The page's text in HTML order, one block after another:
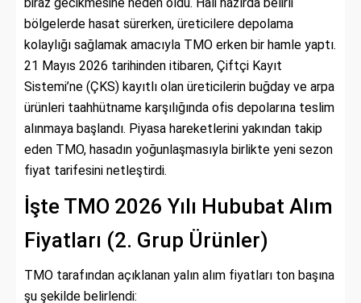
bölgelerde hasat sürerken, üreticilere depolama
kolaylığı sağlamak amacıyla TMO erken bir hamle yaptı.
21 Mayıs 2026 tarihinden itibaren, Çiftçi Kayıt
Sistemi’ne (ÇKS) kayıtlı olan üreticilerin buğday ve arpa
ürünleri taahhütname karşılığında ofis depolarına teslim
alınmaya başlandı. Piyasa hareketlerini yakından takip
eden TMO, hasadın yoğunlaşmasıyla birlikte yeni sezon
fiyat tarifesini netleştirdi.
İşte TMO 2026 Yılı Hububat Alım
Fiyatları (2. Grup Ürünler)
TMO tarafından açıklanan yalın alım fiyatları ton başına
şu şekilde belirlendi: